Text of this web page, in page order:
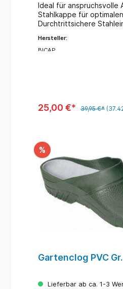
Ideal für anspruchsvolle
Stahlkappe für
Durchtrittsichere Stahleinlage
Antistatische Innensohle Konfektionsgröße
42 Sicherheitsschuhe Sicherheitsklasse S3
Hersteller:
BICAP
25,00 €* 39,95 €*
%
Gartenclog PVC
Lieferbar ab ca. 1-3